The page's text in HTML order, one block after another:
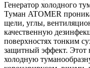
Генератор холодного
Туман ATOMER
щели, углы,
качественную
поверхностях тонким
защитный эффект. Этот
холодную